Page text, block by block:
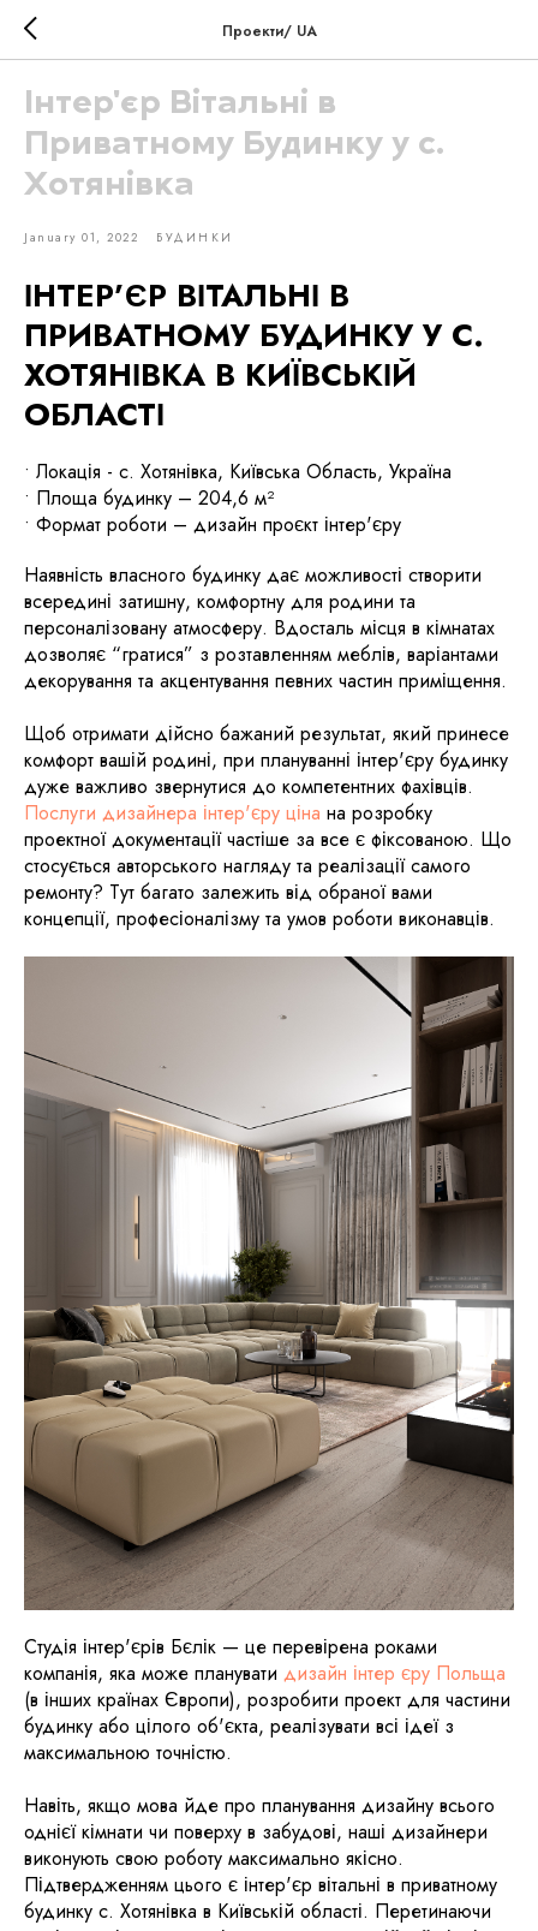
Проекти/ UA
Інтер'єр Вітальні в
Приватному Будинку у с.
Хотянівка
January 01, 2022 БУДИНКИ
ІНТЕР’ЄР ВІТАЛЬНІ В
ПРИВАТНОМУ БУДИНКУ У С.
ХОТЯНІВКА В КИЇВСЬКІЙ
ОБЛАСТІ
• Локація - с. Хотянівка, Київська Область, Україна
• Площа будинку – 204,6 м²
• Формат роботи – дизайн проєкт інтер'єру
Наявність власного будинку дає можливості створити
всередині затишну, комфортну для родини та
персоналізовану атмосферу. Вдосталь місця в кімнатах
дозволяє “гратися” з розтавленням меблів, варіантами
декорування та акцентування певних частин приміщення.
Щоб отримати дійсно бажаний результат, який принесе
комфорт вашій родині, при плануванні інтер'єру будинку
дуже важливо звернутися до компетентних фахівців.
Послуги дизайнера інтер'єру ціна на розробку
проектної документації частіше за все є фіксованою. Що
стосується авторського нагляду та реалізації самого
ремонту? Тут багато залежить від обраної вами
концепції, професіоналізму та умов роботи виконавців.
Студія інтер'єрів Бєлік — це перевірена роками
компанія, яка може планувати дизайн інтер єру Польща
(в інших країнах Європи), розробити проект для частини
будинку або цілого об'єкта, реалізувати всі ідеї з
максимальною точністю.
Навіть, якщо мова йде про планування дизайну всього
однієї кімнати чи поверху в забудові, наші дизайнери
виконують свою роботу максимально якісно.
Підтвердженням цього є інтер'єр вітальні в приватному
будинку с. Хотянівка в Київській області. Перетинаючи